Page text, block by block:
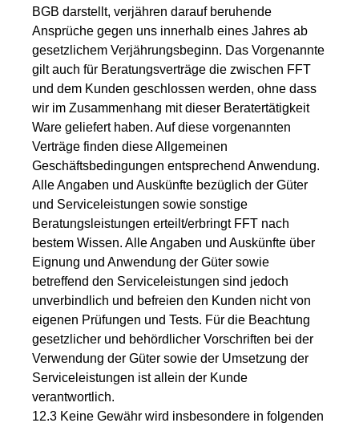
BGB darstellt, verjähren darauf beruhende
Ansprüche gegen uns innerhalb eines Jahres ab
gesetzlichem Verjährungsbeginn. Das Vorgenannte
gilt auch für Beratungsverträge die zwischen FFT
und dem Kunden geschlossen werden, ohne dass
wir im Zusammenhang mit dieser Beratertätigkeit
Ware geliefert haben. Auf diese vorgenannten
Verträge finden diese Allgemeinen
Geschäftsbedingungen entsprechend Anwendung.
Alle Angaben und Auskünfte bezüglich der Güter
und Serviceleistungen sowie sonstige
Beratungsleistungen erteilt/erbringt FFT nach
bestem Wissen. Alle Angaben und Auskünfte über
Eignung und Anwendung der Güter sowie
betreffend den Serviceleistungen sind jedoch
unverbindlich und befreien den Kunden nicht von
eigenen Prüfungen und Tests. Für die Beachtung
gesetzlicher und behördlicher Vorschriften bei der
Verwendung der Güter sowie der Umsetzung der
Serviceleistungen ist allein der Kunde
verantwortlich.
12.3 Keine Gewähr wird insbesondere in folgenden